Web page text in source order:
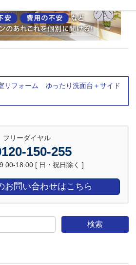
リフォーム ゆったり洗面台＋サイド
フリーダイヤル
150-255
18:00 [ 日・祝日除く ]
お問い合わせはこちら